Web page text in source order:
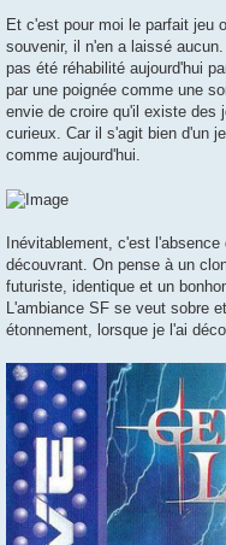
Et c'est pour moi le parfait jeu
souvenir, il n'en a laissé
pas été réhabilité aujourd'hui
par une poignée comme une
envie de croire qu'il existe des
curieux. Car il s'agit bien d'un
comme aujourd'hui.
Inévitablement, c'est
découvrant. On pense à un
futuriste, identique et un
L'ambiance SF se veut sobre
étonnement, lorsque je l'ai